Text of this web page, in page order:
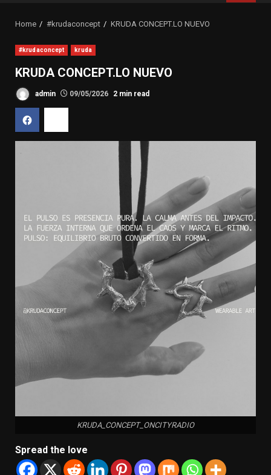
Home #krudaconcept KRUDA CONCEPT.LO NUEVO
#krudaconcept kruda
KRUDA CONCEPT.LO NUEVO
admin 09/05/2026 2 min read
KRUDA_CONCEPT_ONCITYRADIO
Spread the love